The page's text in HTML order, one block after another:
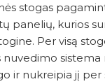
stogas
panelių, kurios
Per visą
nuvedimo sistema
ir nukreipia jį per